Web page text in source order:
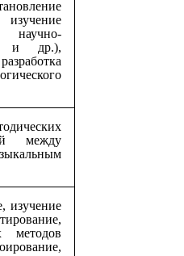
научно-
и др.),
между
изучение
методов